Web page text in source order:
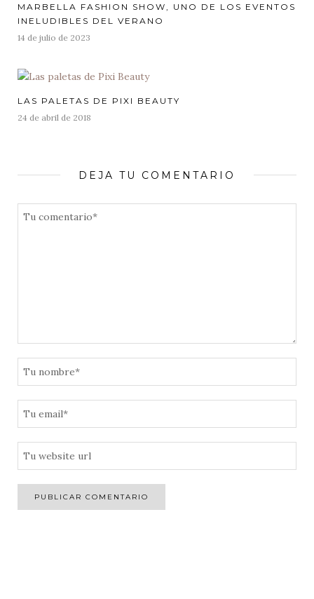
MARBELLA FASHION SHOW, UNO DE LOS EVENTOS
INELUDIBLES DEL VERANO
Posted
14 de julio de 2023
LAS PALETAS DE PIXI BEAUTY
Posted
24 de abril de 2018
DEJA TU COMENTARIO